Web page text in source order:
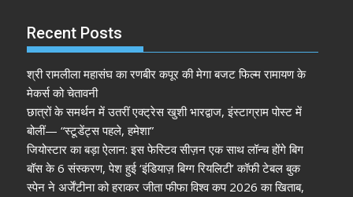
Recent Posts
श्री रामलीला महासंघ का रणबीर कपूर की मेगा बजट फिल्म रामायण के
मेकर्स को चेतावनी
छात्रों के समर्थन में उतरीं एक्ट्रेस खुशी भारद्वाज, इंस्टाग्राम पोस्ट में
बोलीं— “स्टूडेंट्स पहले, हमेशा”
जियोस्टार का बड़ा ऐलान: इस फेस्टिव सीज़न एक साथ लॉन्च होंगे बिग
बॉस के 6 संस्करण, पेश हुई ‘इंडियाज़ बिग्ग रियलिटी’ कॉफी टेबल बुक
स्पेन ने अर्जेंटीना को हराकर जीता फीफा विश्व कप 2026 का खिताब,